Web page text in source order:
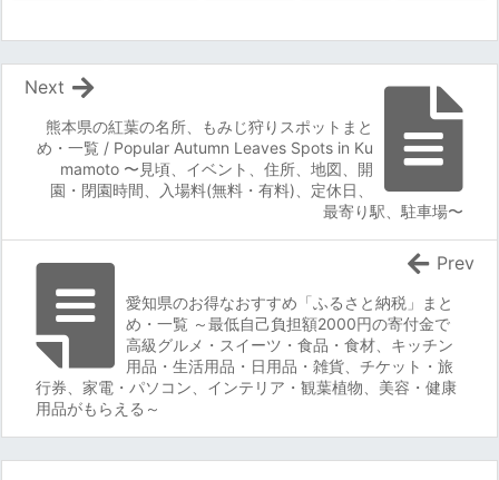
熊本県の紅葉の名所、もみじ狩りスポットまと
め・一覧 / Popular Autumn Leaves Spots in Ku
mamoto 〜見頃、イベント、住所、地図、開
園・閉園時間、入場料(無料・有料)、定休日、
最寄り駅、駐車場〜
Next
愛知県のお得なおすすめ「ふるさと納税」まと
め・一覧 ～最低自己負担額2000円の寄付金で
高級グルメ・スイーツ・食品・食材、キッチン
用品・生活用品・日用品・雑貨、チケット・旅
行券、家電・パソコン、インテリア・観葉植物、美容・健康
用品がもらえる～
Prev